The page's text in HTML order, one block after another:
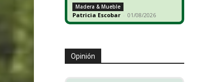
Madera & Mueble
Patricia Escobar - 01/08/2026
Opinión